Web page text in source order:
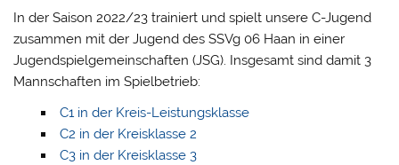
In der Saison 2022/23 trainiert und spielt unsere C-Jugend
zusammen mit der Jugend des SSVg 06 Haan in einer
Jugendspielgemeinschaften (JSG). Insgesamt sind damit 3
Mannschaften im Spielbetrieb:
C1 in der Kreis-Leistungsklasse
C2 in der Kreisklasse 2
C3 in der Kreisklasse 3